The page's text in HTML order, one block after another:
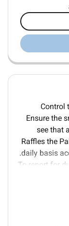
Control
Ensure the
see that
Raffles the
daily basis
To report for